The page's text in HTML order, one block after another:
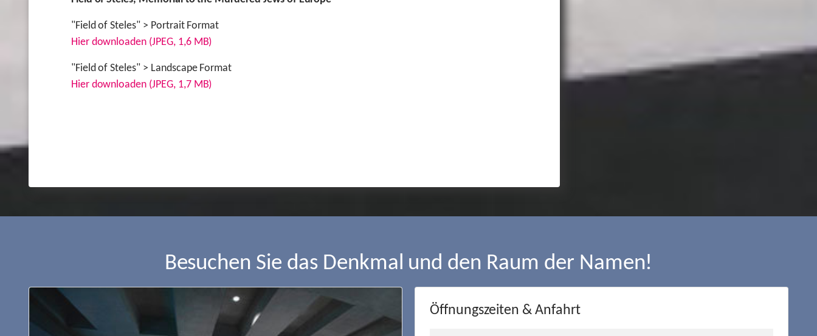
"Field of Steles" > Portrait Format
Hier downloaden (JPEG, 1,6 MB)
"Field of Steles" > Landscape Format
Hier downloaden (JPEG, 1,7 MB)
Besuchen Sie das Denkmal und den Raum der Namen!
Öffnungszeiten & Anfahrt